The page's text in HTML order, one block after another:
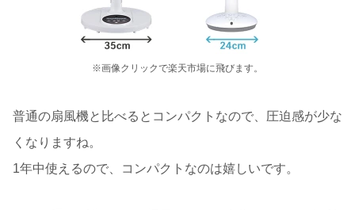
※画像クリックで楽天市場に飛びます。
普通の扇風機と比べるとコンパクトなので、圧迫感が少な
くなりますね。
1年中使えるので、コンパクトなのは嬉しいです。